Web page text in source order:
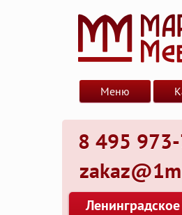
8 495
Меню